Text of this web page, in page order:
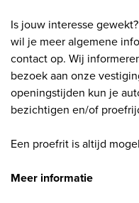
Is jouw interesse
wil je meer algemene
contact op. Wij
bezoek aan onze
openingstijden kun je
bezichtigen en/of
Een proefrit is altijd
Meer informatie